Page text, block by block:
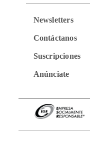
Newsletters
Contáctanos
Suscripciones
Anúnciate